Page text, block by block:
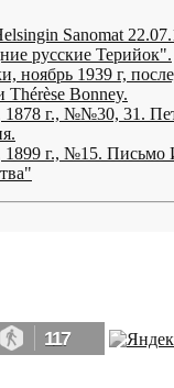
Sanomat
русские Терийок".
ноябрь 1939 г,
Bonney.
1878 г., №№30, 31.
1899 г., №15.
117